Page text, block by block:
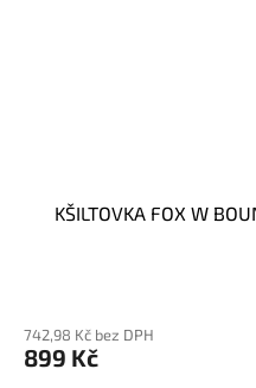
KŠILTOVKA FOX W
742,98 Kč bez DPH
899 Kč